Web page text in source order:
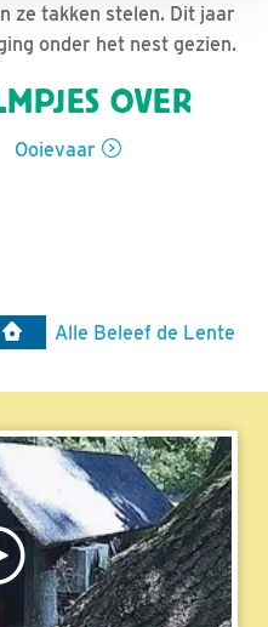
ze takken stelen. Dit jaar
onder het nest gezien.
OVER
Ooievaar
Alle Beleef de Lente